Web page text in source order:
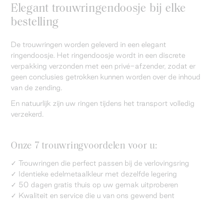
Elegant trouwringendoosje bij elke
bestelling
De trouwringen worden geleverd in een elegant
ringendoosje. Het ringendoosje wordt in een discrete
verpakking verzonden met een privé-afzender, zodat er
geen conclusies getrokken kunnen worden over de inhoud
van de zending.
En natuurlijk zijn uw ringen tijdens het transport volledig
verzekerd.
Onze 7 trouwringvoordelen voor u:
✓ Trouwringen die perfect passen bij de verlovingsring
✓ Identieke edelmetaalkleur met dezelfde legering
✓ 50 dagen gratis thuis op uw gemak uitproberen
✓ Kwaliteit en service die u van ons gewend bent